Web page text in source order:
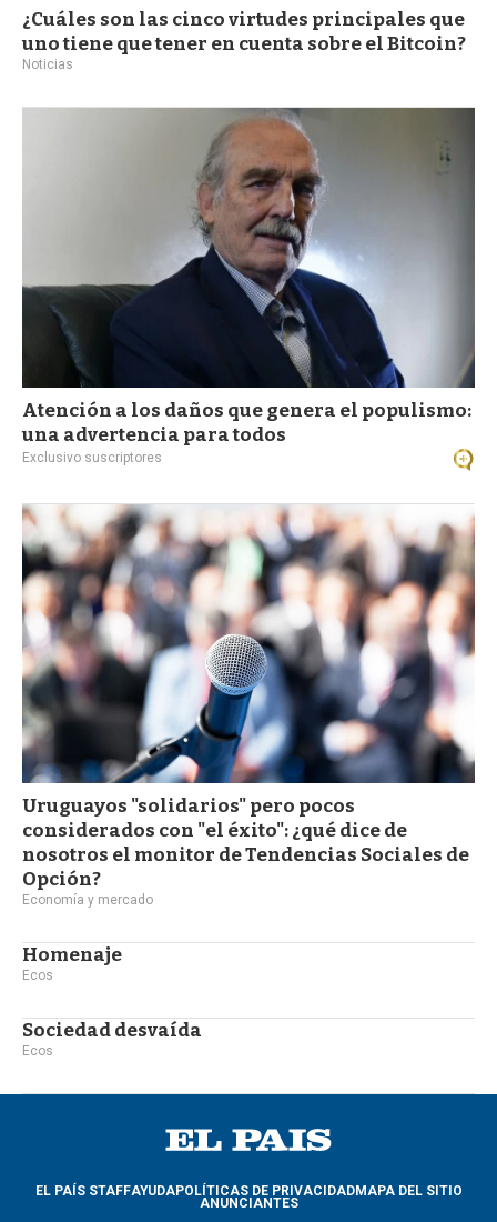
¿Cuáles son las cinco virtudes principales que
uno tiene que tener en cuenta sobre el Bitcoin?
Noticias
Atención a los daños que genera el populismo:
una advertencia para todos
Exclusivo suscriptores
Uruguayos "solidarios" pero pocos
considerados con "el éxito": ¿qué dice de
nosotros el monitor de Tendencias Sociales de
Opción?
Economía y mercado
Homenaje
Ecos
Sociedad desvaída
Ecos
EL PAÍS STAFFAYUDAPOLÍTICAS DE PRIVACIDADMAPA DEL SITIO
ANUNCIANTES